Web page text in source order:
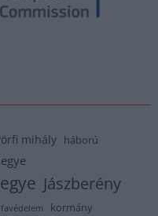
mihály háború
Jászberény
kormány